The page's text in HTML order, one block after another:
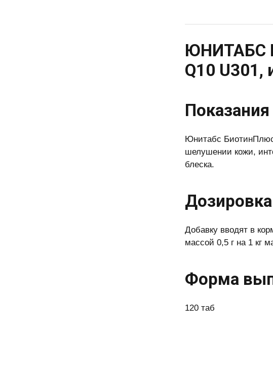
ЮНИТАБС
Q10 U301,
Показания
Юнитабс БиотинПлюс
шелушении кожи,
блеска.
Добавку вводят в
массой 0,5 г на 1 кг
Форма
120 таб